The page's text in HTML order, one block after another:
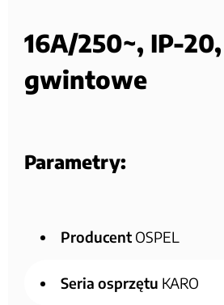
16A/250~, IP-
gwintowe
Parametry:
Producent OSPEL
Seria osprzętu KARO